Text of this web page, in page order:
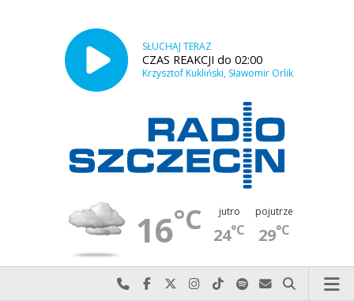
SŁUCHAJ TERAZ
CZAS REAKCJI do 02:00
Krzysztof Kukliński, Sławomir Orlik
16°C jutro
24°C
pojutrze
29°C
Najlepiej po prostu do nas zadzwoń
Odwiedź nas na Facebook-u
Odwiedź nas na X
Odwiedź nas na Instagram-ie
Odwiedź nas na TikTok-u
Szukaj nas na Spotify
Wyślij do nas
Szukaj